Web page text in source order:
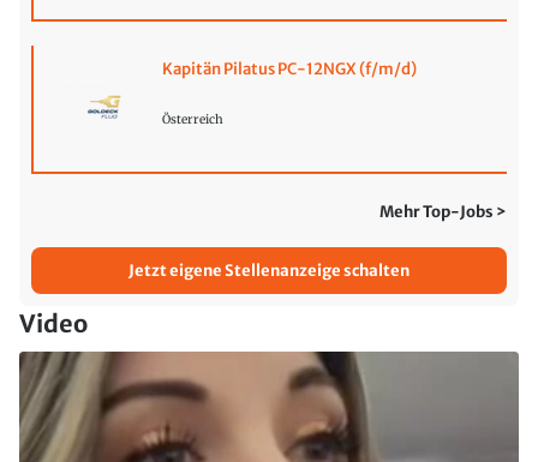
Kapitän Pilatus PC-12NGX (f/m/d)
Österreich
Mehr Top-Jobs >
Jetzt eigene Stellenanzeige schalten
Video